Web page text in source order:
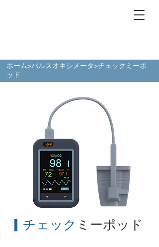
ホーム>パルスオキシメータ>チェックミーポ
ッド
▎チェック ミーポッド